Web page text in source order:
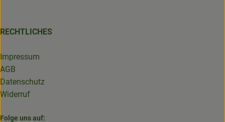
RECHTLICHES
Impressum
AGB
Datenschutz
Widerruf
Folge uns auf: